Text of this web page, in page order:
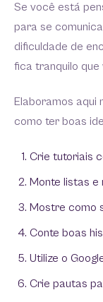
Se você está
para se
dificuldade de
fica tranquilo que
Elaboramos aqui
como ter boas
Crie tutoriais
Monte listas e
Mostre como
Conte boas
Utilize o
Crie pautas